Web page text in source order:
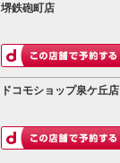
堺鉄砲町店
ドコモショップ泉ケ丘店